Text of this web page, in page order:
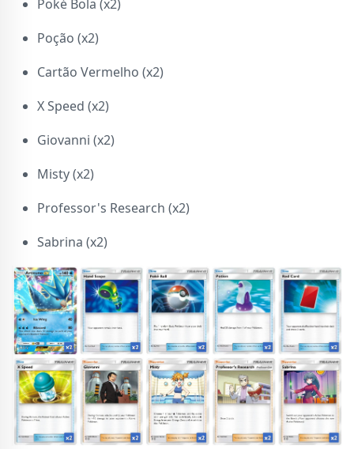
Poké Bola (x2)
Poção (x2)
Cartão Vermelho (x2)
X Speed (x2)
Giovanni (x2)
Misty (x2)
Professor's Research (x2)
Sabrina (x2)